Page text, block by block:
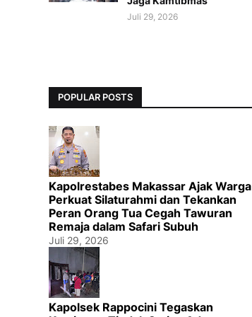
Juli 29, 2026
POPULAR POSTS
Kapolrestabes Makassar Ajak Warga
Perkuat Silaturahmi dan Tekankan
Peran Orang Tua Cegah Tawuran
Remaja dalam Safari Subuh
Juli 29, 2026
Kapolsek Rappocini Tegaskan